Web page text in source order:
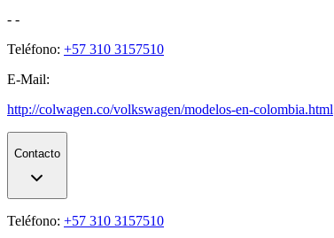
- -
Teléfono: +57 310 3157510
E-Mail:
http://colwagen.co/volkswagen/modelos-en-colombia.html
Contacto
Teléfono: +57 310 3157510